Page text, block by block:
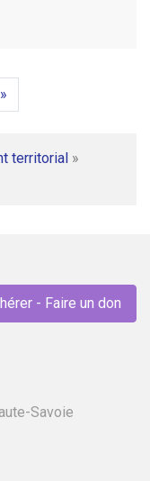
territorial »
- Faire un don
Savoie